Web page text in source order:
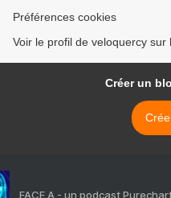
Préférences cookies
Voir le profil de veloquercy sur
Créer un
FACE A - un podcast